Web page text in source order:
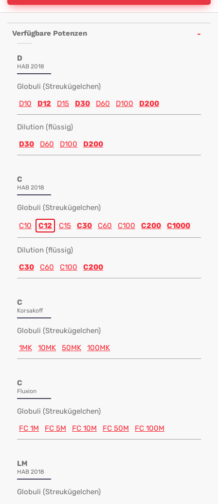
Verfügbare Potenzen
D
HAB 2018
Globuli (Streukügelchen)
D10
D12 D15 D30 D60 D100 D200
Dilution (flüssig)
D30
D60 D100 D200
C
HAB 2018
Globuli (Streukügelchen)
C10 C12 C15 C30 C60 C100 C200 C1000
Dilution (flüssig)
C30
C60 C100 C200
C
Korsakoff
Globuli (Streukügelchen)
1MK
10MK 50MK 100MK
C
Fluxion
Globuli (Streukügelchen)
FC 1M
FC 5M FC 10M FC 50M FC 100M
LM
HAB 2018
Globuli (Streukügelchen)